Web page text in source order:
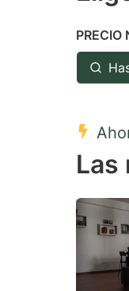
PRECIO
Las